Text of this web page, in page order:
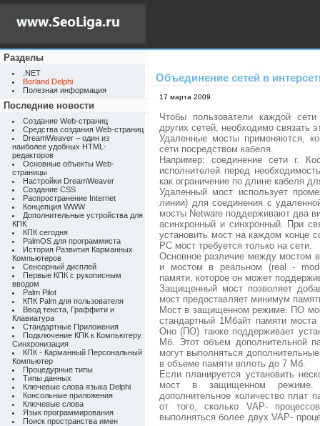
Разделы
.NET
Borland Delphi
Полезная информация
Последние новости
Создание Web-страниц
Средства создания Web-страниц
DreamWeaver – один из
наиболее удобных HTML-
редакторов
Основные объекты Web-
страницы
Настройки DreamWeaver
Создание CSS
Распространение Internet
Концепция WWW
Дополнительные устройства для
КПК
КПК сегодня
PalmOS для программиста
История Развития Карманных
Компьютеров
Сенсорный дисплей
Первые КПК с рукописным
вводом
Palm Pilot
КПК Palm для пользователя
Ввод текста, Граффити и
Клавиатура
Стандартные Приложения
Подключение КПК к Компьютеру.
Синхронизация
КПК - Карманный Персональный
Компьютер
Процедурные типы
Типы данных
Ключевые слова языка Delphi
Консольные приложения
Ключевые слова
Язык программирования
Поиск пространства имен
Объединение сетей в
17 марта 2009
Чтобы пользователи каждой
других сетей, необходимо связать
Удаленные мосты применяются,
сети посредством кабеля.
Например: соединение сети г.
исполнителей перед
как ограничение по длине кабеля
Удаленный мост использует
линии) для соединения с
мосты Netware поддерживают два
асинхронный и синхронный. При
установить мост на каждом конце
РС мост требуется только на сети.
Основное различие между мостом
и мостом в реальном (real -
памяти, которое он может
Защищенный мост позволяет
мост предоставляет минимум
Мост в защищенном режиме. ПО
стандартный 1Мбайт памяти
Оно (ПО) также поддерживает
Мб. Этот объем дополнительной
могут выполняться
в объеме памяти вплоть до 7 Мб.
Если планируется установить
мост в защищенном режиме.
дополнительное количество плат
от того, сколько VAP-
выполняться более двух VAP-